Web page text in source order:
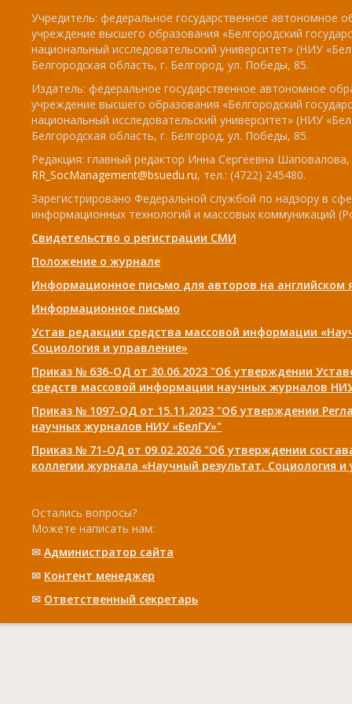
Учредитель: федеральное государственное автономное
учреждение высшего образования «Белгородский
национальный исследовательский университет» (НИУ
Белгородская область, г. Белгород, ул. Победы, 85.
Издатель: федеральное государственное автономное
учреждение высшего образования «Белгородский
национальный исследовательский университет» (НИУ
Белгородская область, г. Белгород, ул. Победы, 85.
Редакция: главный редактор Инна Сергеевна
RR_SocManagement@bsuedu.ru, тел.: (4722) 245480.
Зарегистрировано Федеральной службой по надзору в
информационных технологий и массовых коммуникаций
Свидетельство о регистрации СМИ
Положение о журнале
Информационное письмо для авторов на английском
Информационное письмо
Устав редакции средства массовой информации
Социология и управление»
Приказ № 636-ОД от 30.06.2023 "Об утверждении
средств массовой информации научных журналов
Приказ № 1097-ОД от 15.11.2023 "Об утверждении
научных журналов НИУ «БелГУ»"
Приказ № 71-ОД от 09.02.2026 "Об утверждении
коллегии журнала «Научный результат. Социология и
Остались вопросы?
Можете написать нам:
✉ Администратор сайта
✉ Контент менеджер
✉ Ответственный cекретарь